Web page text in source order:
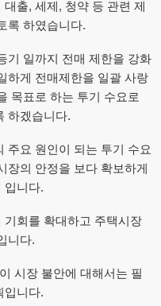
출, 세제, 청약 등 관련 제
록 하였습니다.
기 일까지 전매 제한을 강화
하게 전매제한을 일괄 사랑
목표로 하는 투기 수요로
하겠습니다.
주요 원인이 되는 투기 수요
장의 안정을 보다 확보하게
입니다.
회를 확대하고 주택시장
니다.
시장 불안에 대해서는 필
입니다.